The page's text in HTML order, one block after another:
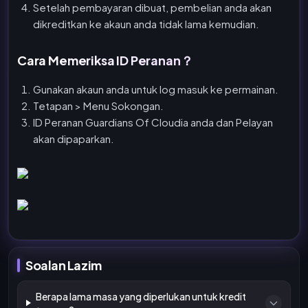
Setelah pembayaran dibuat, pembelian anda akan
dikreditkan ke akaun anda tidak lama kemudian.
Cara Memeriksa ID Peranan？
Gunakan akaun anda untuk log masuk ke permainan.
Tetapan > Menu Sokongan.
ID Peranan Guardians Of Cloudia anda dan Pelayan
akan dipaparkan.
Soalan Lazim
Berapa lama masa yang diperlukan untuk kredit